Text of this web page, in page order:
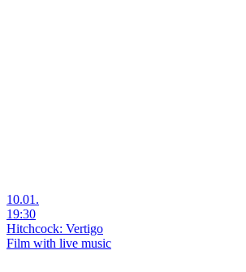
10.01.
19:30
Hitchcock: Vertigo
Film with live music